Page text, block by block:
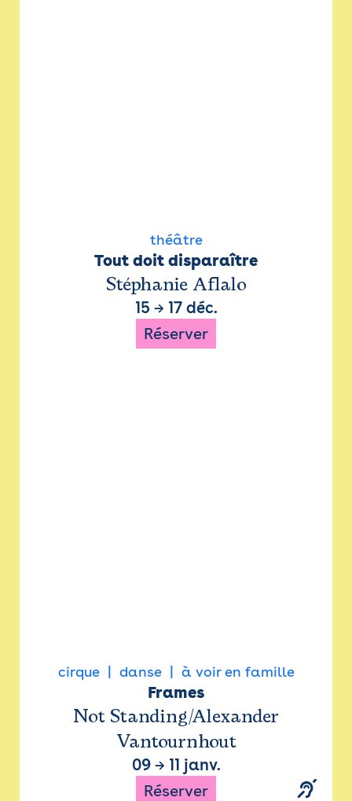
théâtre
Tout doit disparaître
Stéphanie Aflalo
15 → 17 déc.
Réserver
cirque danse à voir en famille
Frames
Not Standing/Alexander
Vantournhout
09→ 11 janv.
Réserver